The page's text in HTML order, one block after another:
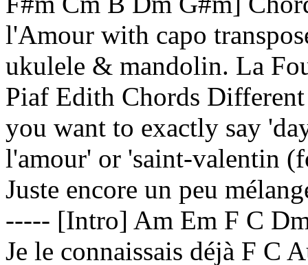
l'Amour with capo
ukulele & mandolin. La
Piaf Edith Chords
you want to exactly say
l'amour' or 'saint-valentin
Juste encore un peu
----- [Intro] Am Em F C
Je le connaissais déjà F C